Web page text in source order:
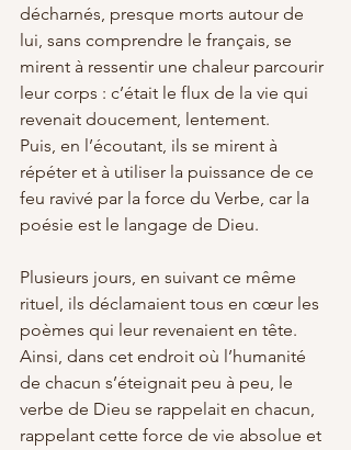
décharnés, presque morts autour de
lui, sans comprendre le français, se
mirent à ressentir une chaleur parcourir
leur corps : c’était le flux de la vie qui
revenait doucement, lentement.
Puis, en l’écoutant, ils se mirent à
répéter et à utiliser la puissance de ce
feu ravivé par la force du Verbe, car la
poésie est le langage de Dieu.
Plusieurs jours, en suivant ce même
rituel, ils déclamaient tous en cœur les
poèmes qui leur revenaient en tête.
Ainsi, dans cet endroit où l’humanité
de chacun s’éteignait peu à peu, le
verbe de Dieu se rappelait en chacun,
rappelant cette force de vie absolue et